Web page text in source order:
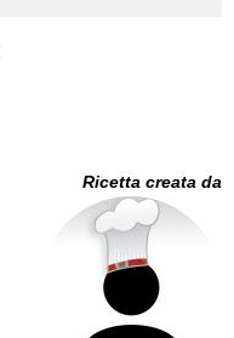
Ricetta creata da